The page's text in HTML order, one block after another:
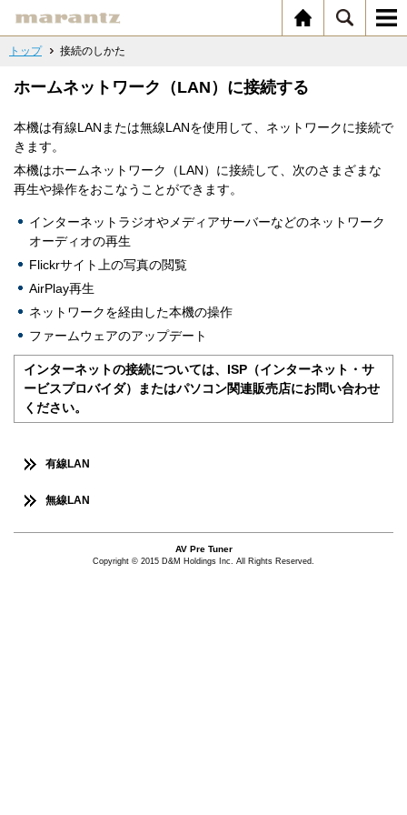
トップ 接続のしかた
ホームネットワーク（LAN）に接続する
本機は有線LANまたは無線LANを使用して、ネットワークに接続で
きます。
本機はホームネットワーク（LAN）に接続して、次のさまざまな
再生や操作をおこなうことができます。
インターネットラジオやメディアサーバーなどのネットワーク
オーディオの再生
Flickrサイト上の写真の閲覧
AirPlay再生
ネットワークを経由した本機の操作
ファームウェアのアップデート
インターネットの接続については、ISP（インターネット・サ
ービスプロバイダ）またはパソコン関連販売店にお問い合わせ
ください。
有線LAN
無線LAN
AV Pre Tuner
Copyright © 2015 D&M Holdings Inc. All Rights Reserved.